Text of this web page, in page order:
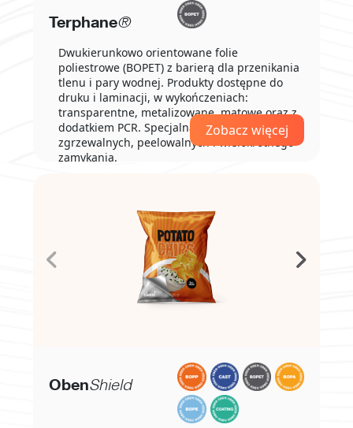
Terphane®
Dwukierunkowo orientowane folie
poliestrowe (BOPET) z barierą dla przenikania
tlenu i pary wodnej. Produkty dostępne do
druku i laminacji, w wykończeniach:
transparentne, metalizowane, matowe oraz z
dodatkiem PCR. Specjalna gama folii
zgrzewalnych, peelowalnych i wielokrotnego
zamykania.
Zobacz więcej
ObenShield